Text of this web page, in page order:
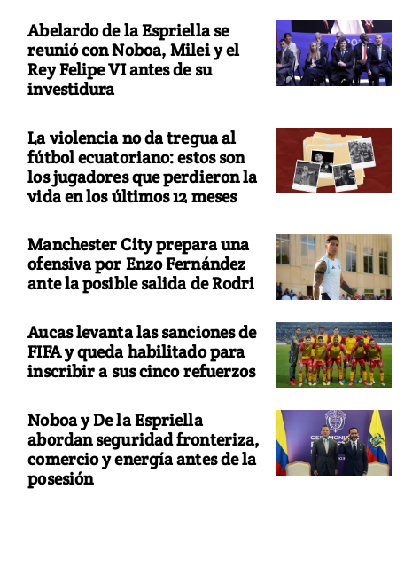
Abelardo de la Espriella se
reunió con Noboa, Milei y el
Rey Felipe VI antes de su
investidura
La violencia no da tregua al
fútbol ecuatoriano: estos son
los jugadores que perdieron la
vida en los últimos 12 meses
Manchester City prepara una
ofensiva por Enzo Fernández
ante la posible salida de Rodri
Aucas levanta las sanciones de
FIFA y queda habilitado para
inscribir a sus cinco refuerzos
Noboa y De la Espriella
abordan seguridad fronteriza,
comercio y energía antes de la
posesión